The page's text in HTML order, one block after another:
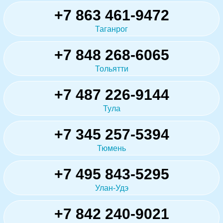
+7 863 461-9472
Таганрог
+7 848 268-6065
Тольятти
+7 487 226-9144
Тула
+7 345 257-5394
Тюмень
+7 495 843-5295
Улан-Удэ
+7 842 240-9021